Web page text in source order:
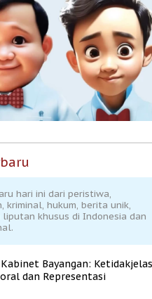
hari ini dari peristiwa,
kriminal, hukum, berita unik,
khusus di Indonesia dan
Bayangan:
dan Representasi